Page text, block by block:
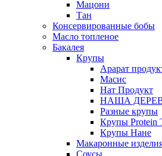
Мацони
Тан
Консервированные бобы
Масло топленое
Бакалея
Крупы
Арарат
Масис
Нат Продукт
НАША
Разные крупы
Крупы Protein
Крупы Нане
Макаронные
Соусы